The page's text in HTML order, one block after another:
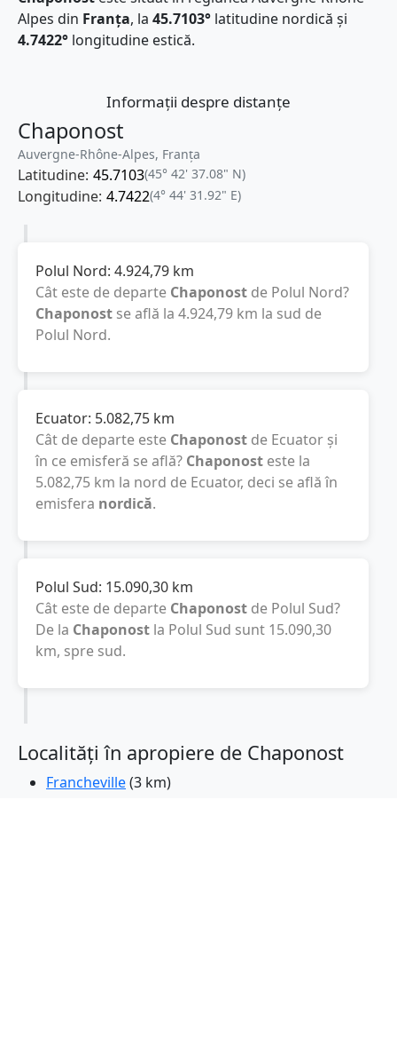
Alpes din Franţa, la 45.7103° latitudine nordică și
4.7422° longitudine estică.
Informații despre distanțe
Chaponost
Auvergne-Rhône-Alpes, Franţa
Latitudine: 45.7103(45° 42' 37.08" N)
Longitudine: 4.7422(4° 44' 31.92" E)
Polul Nord: 4.924,79 km
Cât este de departe Chaponost de Polul Nord?
Chaponost se află la 4.924,79 km la sud de
Polul Nord.
Ecuator: 5.082,75 km
Cât de departe este Chaponost de Ecuator și
în ce emisferă se află? Chaponost este la
5.082,75 km la nord de Ecuator, deci se află în
emisfera nordică.
Polul Sud: 15.090,30 km
Cât este de departe Chaponost de Polul Sud?
De la Chaponost la Polul Sud sunt 15.090,30
km, spre sud.
Localități în apropiere de Chaponost
Francheville(3 km)